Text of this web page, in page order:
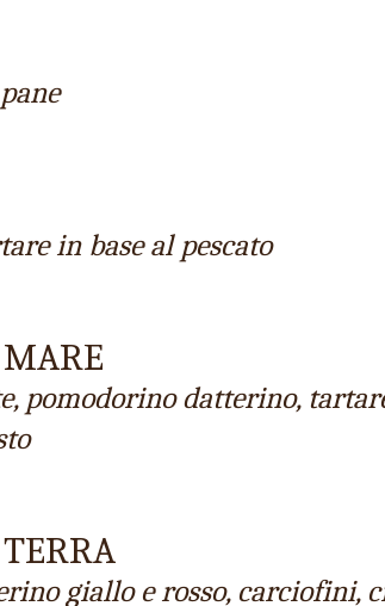
in base al pescato
pomodorino datterino,
giallo e rosso, carciofini,